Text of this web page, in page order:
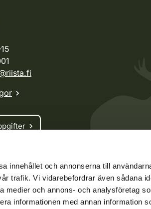
innehållet och annonserna till
trafik. Vi vidarebefordrar även sådana
medier och annons- och analysföretag
informationen med annan information
och dispenser